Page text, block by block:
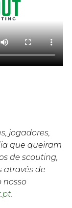
jogadores,
que queiram
de scouting,
através de
nosso
.